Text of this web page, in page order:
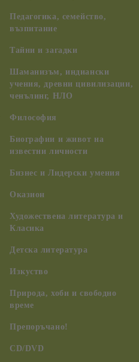
Педагогика, семейство,
възпитание
Тайни и загадки
Шаманизъм, индиански
учения, древни цивилизации,
ченълинг, НЛО
Философия
Биографии и живот на
известни личности
Бизнес и Лидерски умения
Оказион
Художествена литература и
Класика
Детска литература
Изкуство
Природа, хоби и свободно
време
Препоръчано!
CD/DVD